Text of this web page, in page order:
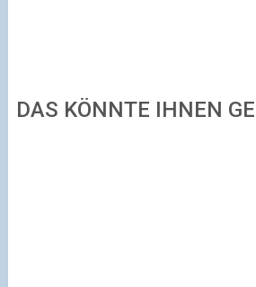
DAS KÖNNTE IHNEN